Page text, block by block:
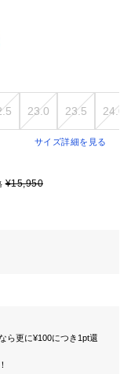
23.0 23.5 24.0
サイズ詳細を見る
¥15,950
ら更に¥100につき1pt還